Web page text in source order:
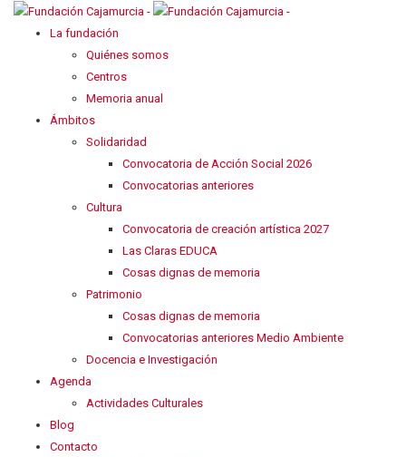
La fundación
Quiénes somos
Centros
Memoria anual
Ámbitos
Solidaridad
Convocatoria de Acción Social 2026
Convocatorias anteriores
Cultura
Convocatoria de creación artística 2027
Las Claras EDUCA
Cosas dignas de memoria
Patrimonio
Cosas dignas de memoria
Convocatorias anteriores Medio Ambiente
Docencia e Investigación
Agenda
Actividades Culturales
Blog
Contacto